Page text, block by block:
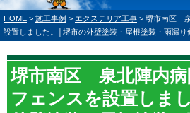
HOME > 施工事例 > エクステリア工事 > 堺市南区
設置しました。│堺市の外壁塗装・屋根塗装・雨漏
堺市南区 泉北陣内
フェンスを設置しま